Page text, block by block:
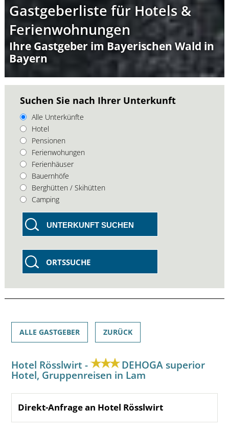
Gastgeberliste für Hotels &
Ferienwohnungen
Ihre Gastgeber im Bayerischen Wald in
Bayern
Suchen Sie nach Ihrer Unterkunft
Alle Unterkünfte
Hotel
Pensionen
Ferienwohungen
Ferienhäuser
Bauernhöfe
Berghütten / Skihütten
Camping
UNTERKUNFT SUCHEN
ORTSSUCHE
ALLE GASTGEBER ZURÜCK
Hotel Rösslwirt - DEHOGA superior
Hotel, Gruppenreisen in Lam
Direkt-Anfrage an Hotel Rösslwirt